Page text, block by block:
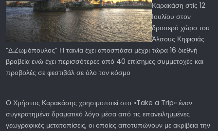
Καρακάση στίς 12
Ιουλίου στον
δροσερό χώρο του
Άλσους Κηφισιάς
“Δ.Ζωμόπουλος” Η ταινία έχει αποσπάσει μέχρι τώρα 16 διεθνή
βραβεία ενώ έχει περισσότερες από 40 επίσημες συμμετοχές και
προβολές σε φεστιβάλ σε όλο τον κόσμο
Ο Χρήστος Καρακάσης χρησιμοποιεί στο «Take a Trip» έναν
συγκρατημένα δραματικό λόγο μέσα από τις επανειλημμένες
γεωγραφικές μετατοπίσεις, οι οποίες αποτυπώνουν με ακρίβεια την